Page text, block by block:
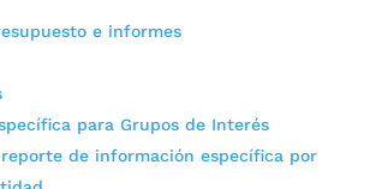
e informes
para Grupos de Interés
de información específica por